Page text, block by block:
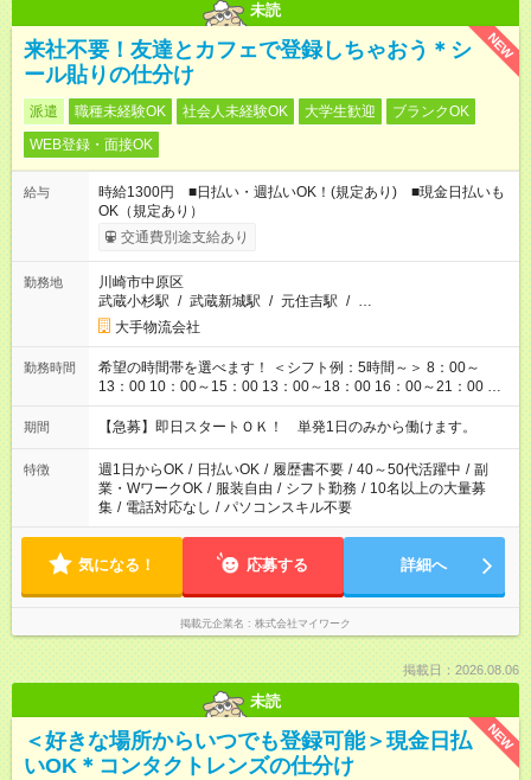
未読
NEW
来社不要！友達とカフェで登録しちゃおう＊シ
ール貼りの仕分け
派遣 職種未経験OK 社会人未経験OK 大学生歓迎
ブランクOK
WEB登録・面接OK
給与
時給1300円 ■日払い・週払いOK！(規定あり) ■現金日払いも
OK（規定あり）
交通費別途支給あり
勤務地
川崎市中原区
武蔵小杉駅 / 武蔵新城駅 / 元住吉駅 / …
大手物流会社
勤務時間
希望の時間帯を選べます！ ＜シフト例：5時間～＞ 8：00～
13：00 10：00～15：00 13：00～18：00 16：00～21：00 ＜
シフト例：8時間～＞ ・10：00～19：00 ・13：00～22：00 ・
22：00～翌6：00 など！是非ご希望をお聞かせください！
期間 【急募】即日スタートＯＫ！ 単発1日のみから働けます。
特徴 週1日からOK / 日払いOK / 履歴書不要 / 40～50代活躍中 / 副
業・WワークOK / 服装自由 / シフト勤務 / 10名以上の大量募
集 / 電話対応なし / パソコンスキル不要
気になる！ 応募する 詳細へ
掲載元企業名 株式会社マイワーク
掲載日：2026.08.06
未読
NEW
＜好きな場所からいつでも登録可能＞現金日払
いOK＊コンタクトレンズの仕分け